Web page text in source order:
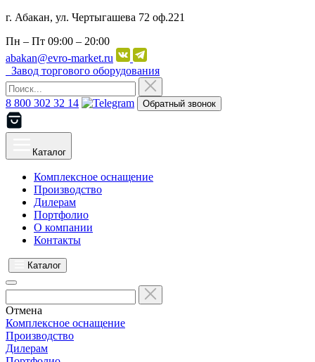
г. Абакан, ул. Чертыгашева 72 оф.221
Пн – Пт 09:00 – 20:00
abakan@evro-market.ru
Завод торгового оборудования
8 800 302 32 14 Обратный звонок
Каталог
Комплексное оснащение
Производство
Дилерам
Портфолио
О компании
Контакты
Каталог
Отмена
Комплексное оснащение
Производство
Дилерам